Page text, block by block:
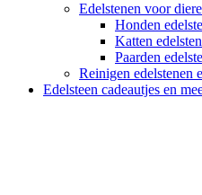
Edelstenen voor
Honden
Katten
Paarden
Reinigen edelstenen
Edelsteen cadeautjes en